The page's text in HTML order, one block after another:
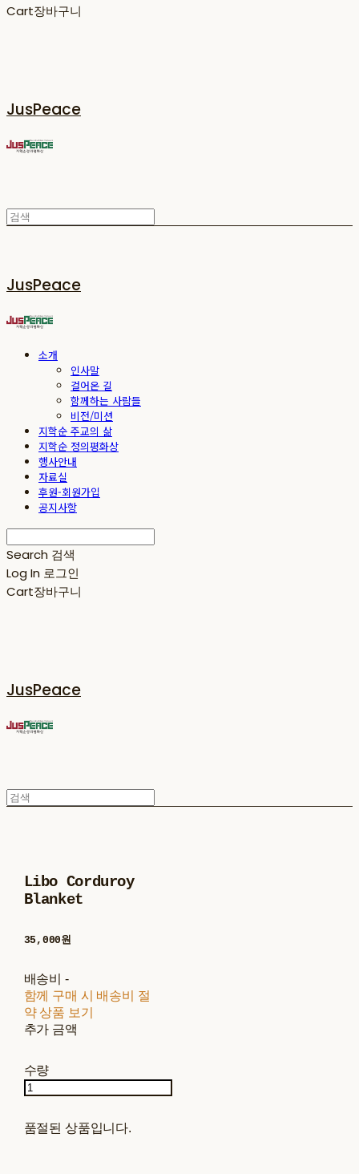
Cart장바구니
JusPeace
JusPeace
소개
인사말
걸어온 길
함께하는 사람들
비전/미션
지학순 주교의 삶
지학순 정의평화상
행사안내
자료실
후원-회원가입
공지사항
Search 검색
Log In 로그인
Cart장바구니
JusPeace
Libo Corduroy
Blanket
35,000원
배송비 -
함께 구매 시 배송비 절
약 상품 보기
추가 금액
수량
품절된 상품입니다.